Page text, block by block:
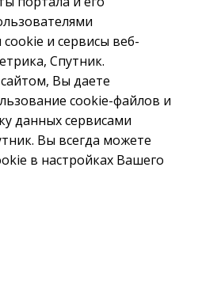
РФ
персональных данных
и сервисы веб-
Спутник.
Вы даете
cookie-файлов и
данных сервисами
Вы всегда можете
в настройках Вашего